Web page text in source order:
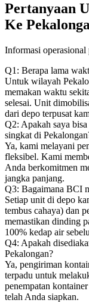
Pertanyaan
Ke
Informasi operasional
Q1: Berapa lama
Untuk wilayah
memakan waktu
selesai. Unit
dari depo terpusat
Q2: Apakah saya
singkat di
Ya, kami melayani
fleksibel. Kami
Anda berkomitmen
jangka panjang.
Q3: Bagaimana BCI
Setiap unit di depo
tembus cahaya) dan
memastikan dinding
100% kedap air
Q4: Apakah
Pekalongan?
Ya, pengiriman
terpadu untuk
penempatan
telah Anda siapkan.